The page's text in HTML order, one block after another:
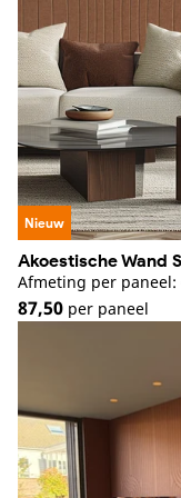
Nieuw
Akoestische Wand
Afmeting per paneel:
87,50 per paneel